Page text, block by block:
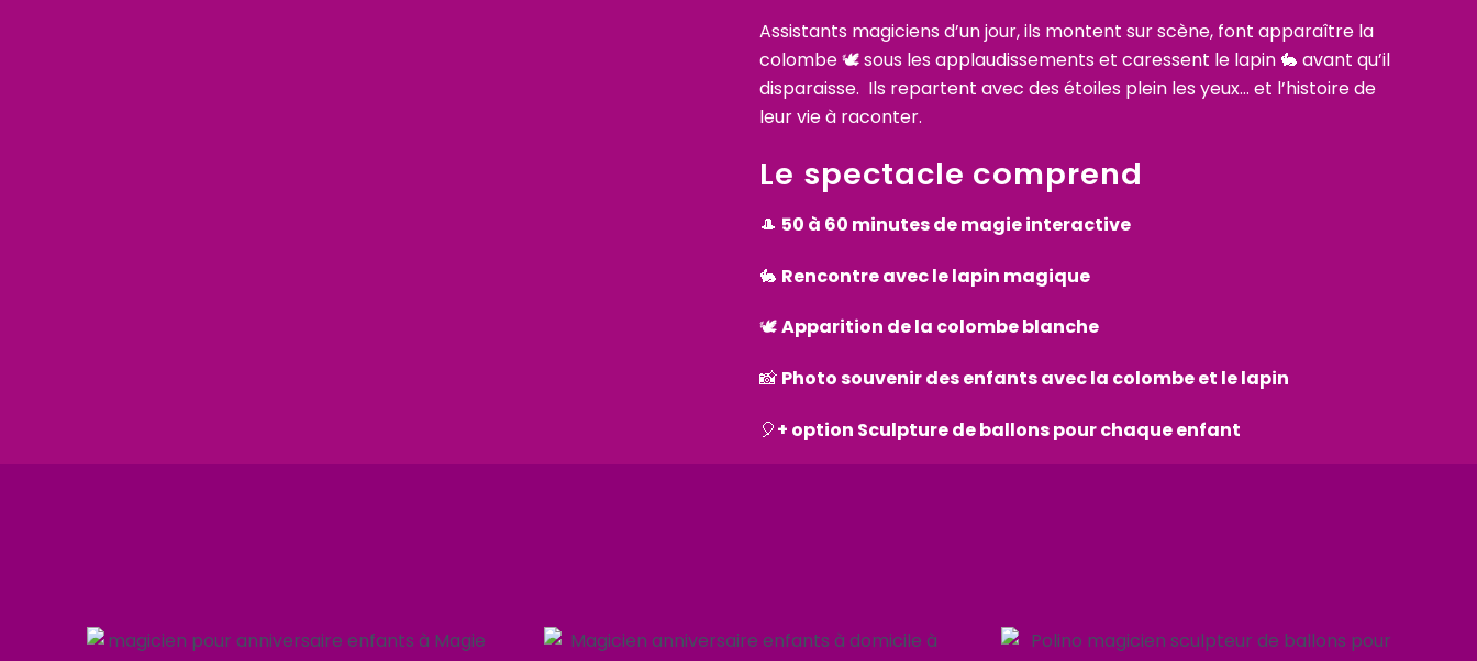
Assistants magiciens d’un jour, ils montent sur scène, font apparaître la
colombe 🕊️ sous les applaudissements et caressent le lapin 🐇 avant qu’il
disparaisse. Ils repartent avec des étoiles plein les yeux… et l’histoire de
leur vie à raconter.
Le spectacle comprend
🎩 50 à 60 minutes de magie interactive
🐇 Rencontre avec le lapin magique
🕊️Apparition de la colombe blanche
📸 Photo souvenir des enfants avec la colombe et le lapin
🎈+ option Sculpture de ballons pour chaque enfant